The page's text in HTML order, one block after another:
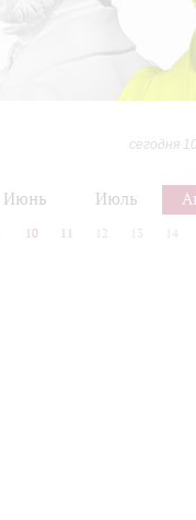
сегодня
Июнь Июль
10 11 12 13 14